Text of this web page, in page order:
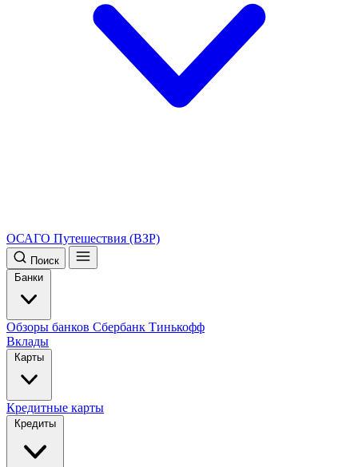
ОСАГО Путешествия (ВЗР)
Поиск
Банки
Обзоры банков Сбербанк Тинькофф
Вклады
Карты
Кредитные карты
Кредиты